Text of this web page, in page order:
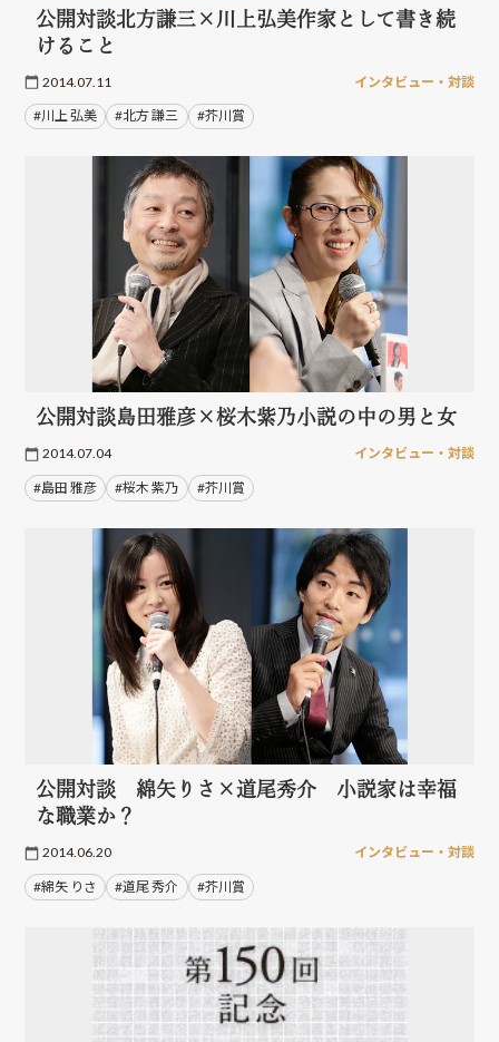
公開対談北方謙三×川上弘美作家として書き続
けること
2014.07.11 インタビュー・対談
#川上 弘美 #北方 謙三 #芥川賞
公開対談島田雅彦×桜木紫乃小説の中の男と女
2014.07.04 インタビュー・対談
#島田 雅彦 #桜木 紫乃 #芥川賞
公開対談 綿矢りさ×道尾秀介 小説家は幸福
な職業か？
2014.06.20 インタビュー・対談
#綿矢 りさ #道尾 秀介 #芥川賞